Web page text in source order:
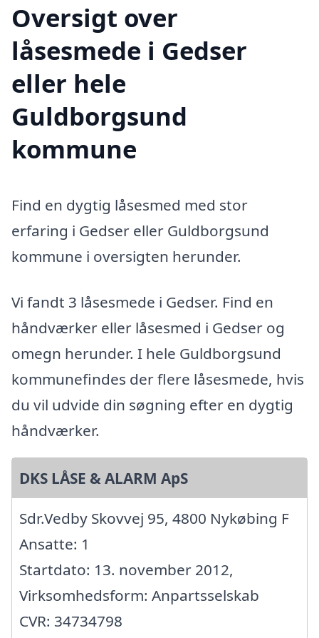
Oversigt over
låsesmede i Gedser
eller hele
Guldborgsund
kommune
Find en dygtig låsesmed med stor
erfaring i Gedser eller Guldborgsund
kommune i oversigten herunder.
Vi fandt 3 låsesmede i Gedser. Find en
håndværker eller låsesmed i Gedser og
omegn herunder. I hele Guldborgsund
kommunefindes der flere låsesmede, hvis
du vil udvide din søgning efter en dygtig
håndværker.
DKS LÅSE & ALARM ApS
Sdr.Vedby Skovvej 95, 4800 Nykøbing F
Ansatte: 1
Startdato: 13. november 2012,
Virksomhedsform: Anpartsselskab
CVR: 34734798